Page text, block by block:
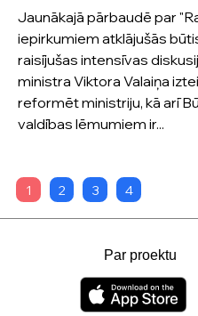
Jaunākajā pārbaudē par
iepirkumiem atklājušās
raisījušas intensīvas
ministra Viktora Valaiņa
reformēt ministriju, kā arī
valdības lēmumiem ir...
1 2 3 4
Par proektu